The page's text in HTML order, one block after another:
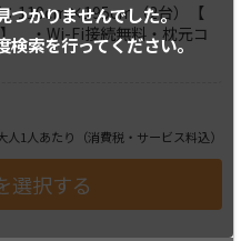
つかりませんでした。
検索を行ってください。
：110cm×195cm（2台）【
・Wi-Fi接続無料・枕元コ
人1人あたり （消費税・サービス料込）